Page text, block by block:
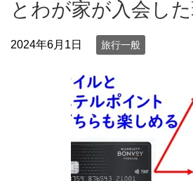
とわが家が入会し
2024年6月1日 旅行一般